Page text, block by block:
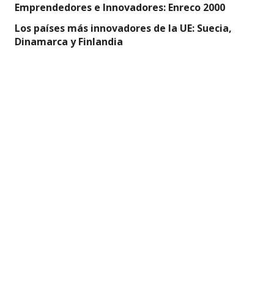
Emprendedores e Innovadores: Enreco 2000
Los países más innovadores de la UE: Suecia,
Dinamarca y Finlandia